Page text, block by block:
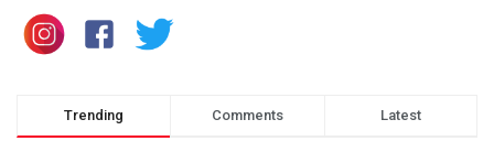
Trending Comments Latest